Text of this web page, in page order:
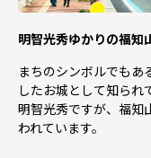
〒899-2504 鹿児島
電話番号：0570-
営業時間：平日
く）
【寄付金受領証明
明智光秀ゆかりの福知
まちのシンボルでもあ
したお城として知られ
明智光秀ですが、福知
われています。